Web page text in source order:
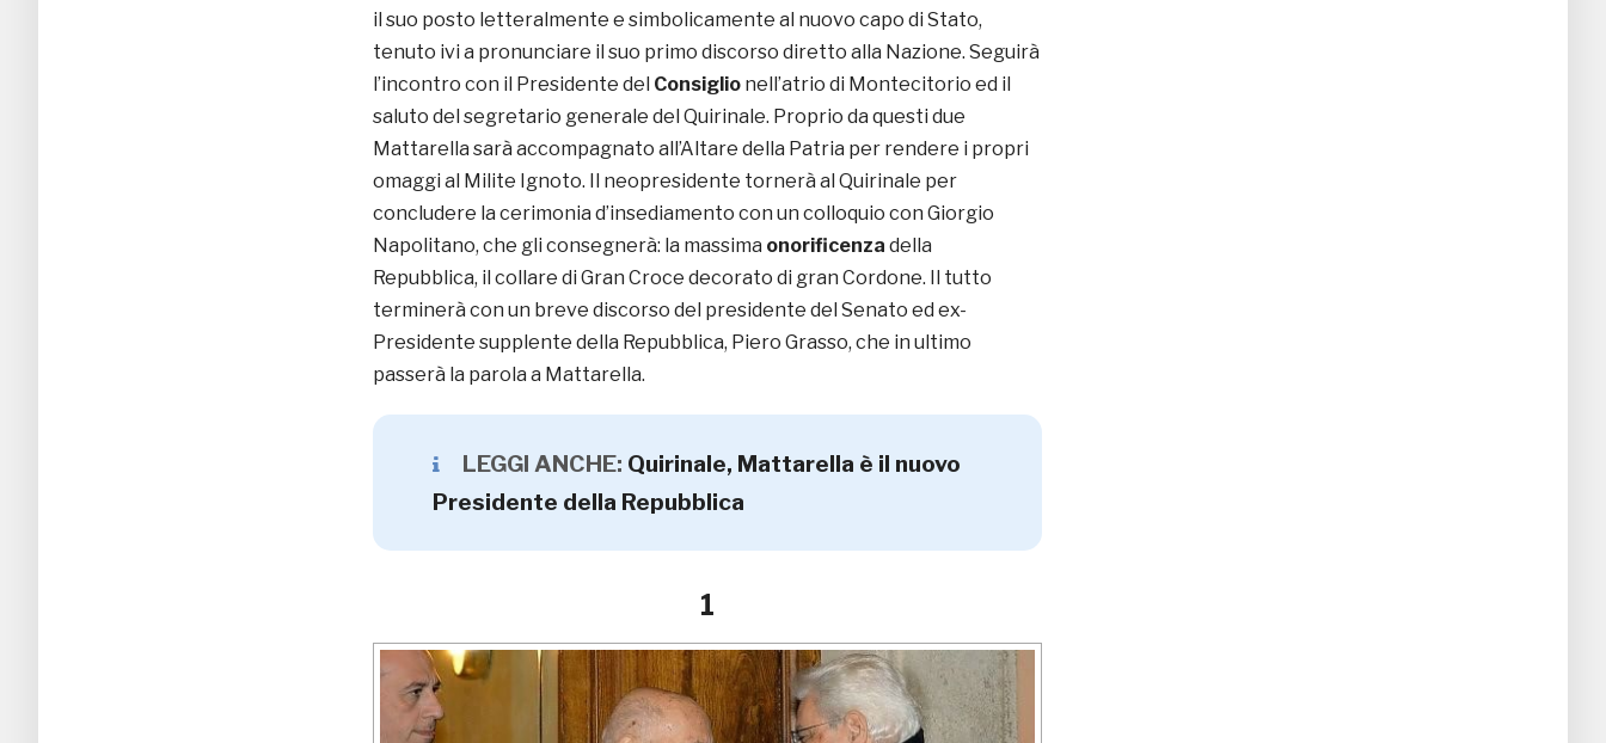
il suo posto letteralmente e simbolicamente al nuovo capo di Stato,
tenuto ivi a pronunciare il suo primo discorso diretto alla Nazione. Seguirà
l’incontro con il Presidente del Consiglio nell’atrio di Montecitorio ed il
saluto del segretario generale del Quirinale. Proprio da questi due
Mattarella sarà accompagnato all’Altare della Patria per rendere i propri
omaggi al Milite Ignoto. Il neopresidente tornerà al Quirinale per
concludere la cerimonia d’insediamento con un colloquio con Giorgio
Napolitano, che gli consegnerà: la massima onorificenza della
Repubblica, il collare di Gran Croce decorato di gran Cordone. Il tutto
terminerà con un breve discorso del presidente del Senato ed ex-
Presidente supplente della Repubblica, Piero Grasso, che in ultimo
passerà la parola a Mattarella.
LEGGI ANCHE: Quirinale, Mattarella è il nuovo
Presidente della Repubblica
1